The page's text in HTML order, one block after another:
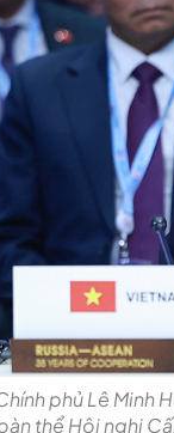
phủ Lê Minh
thể Hội nghị